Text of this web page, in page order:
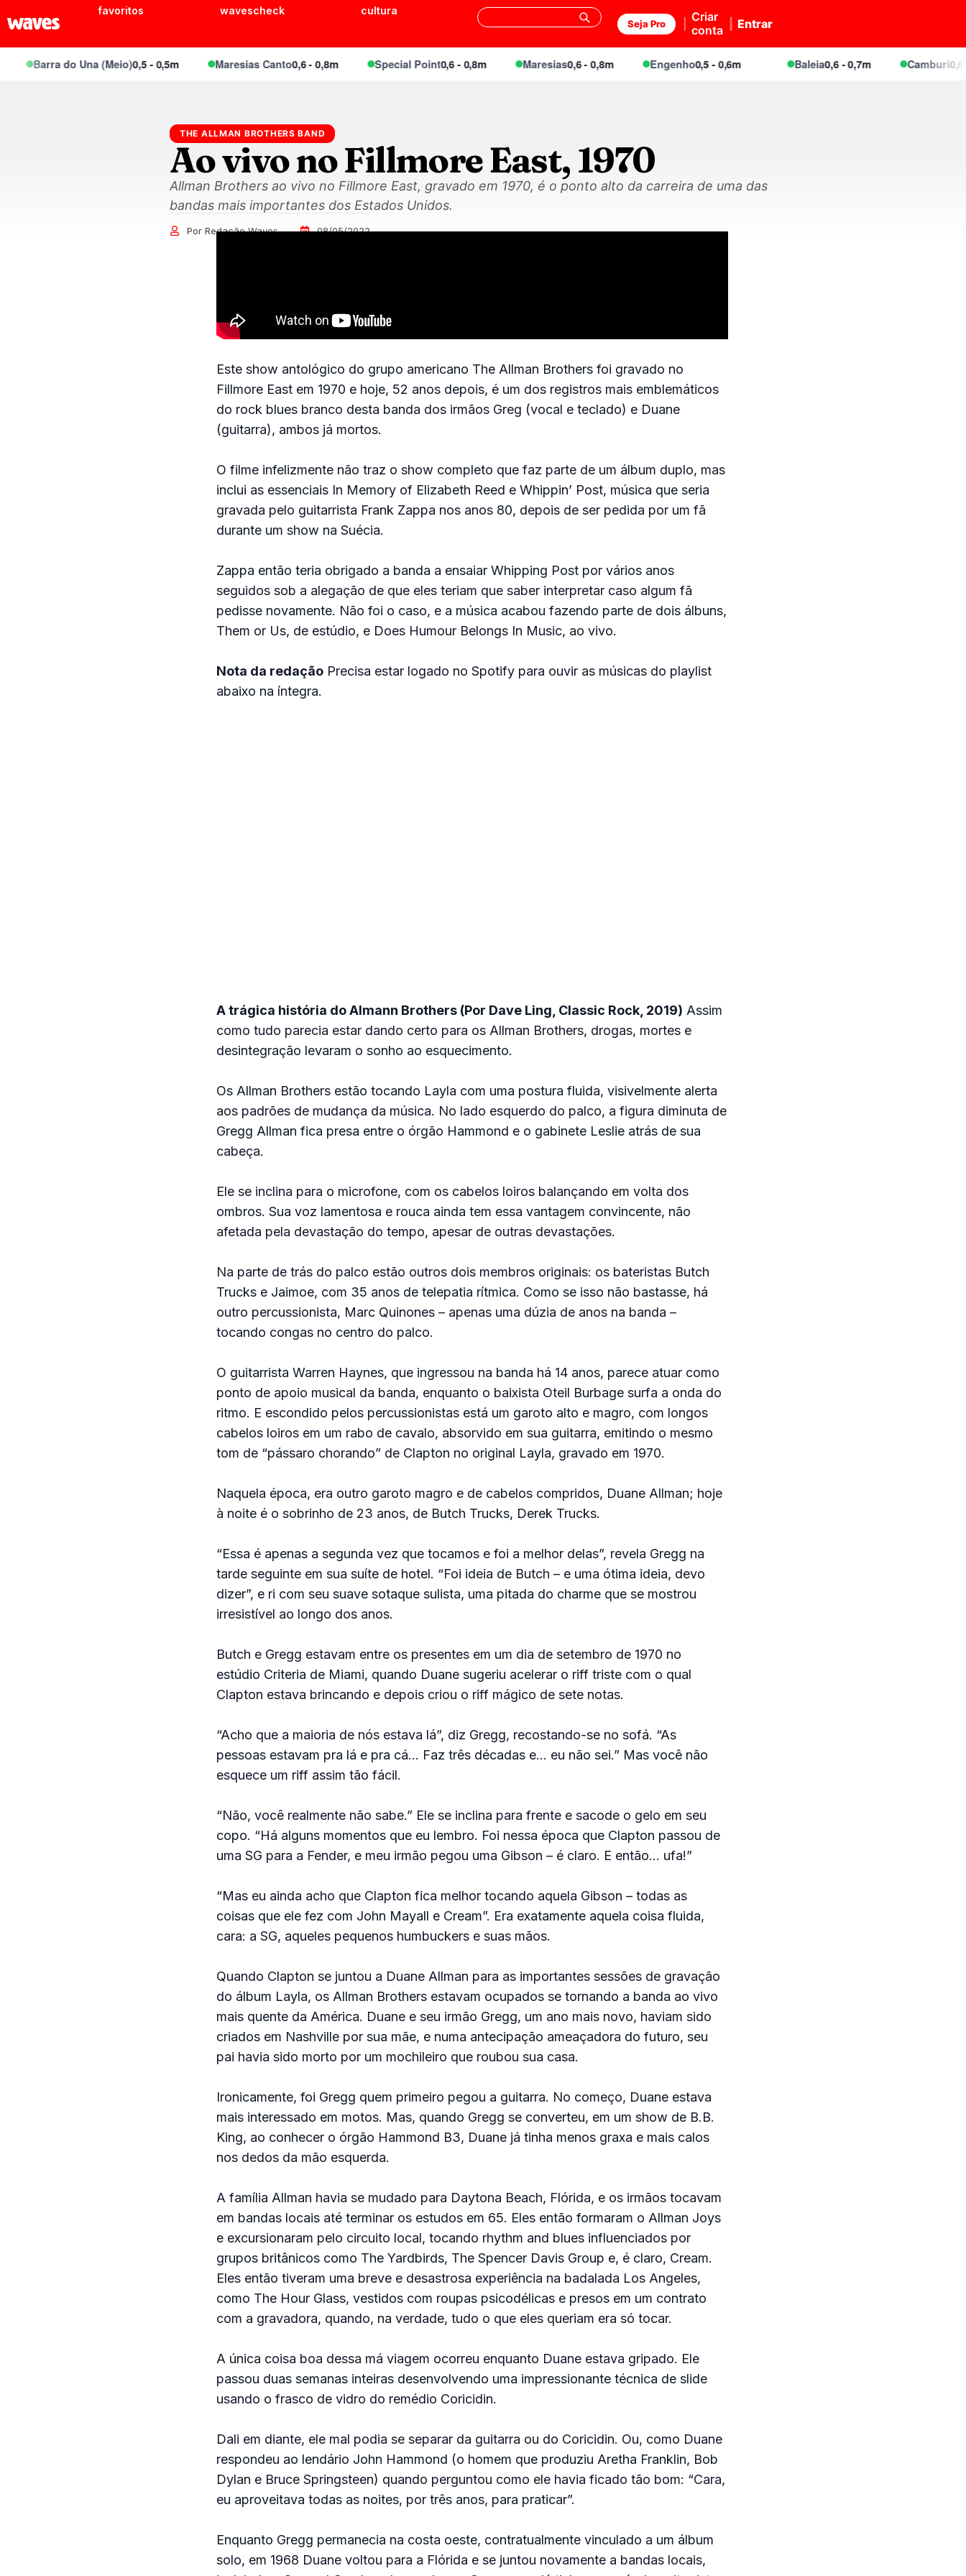
favoritos wavescheck cultura
Seja Pro
Criar
conta
Entrar
Barra do Una (Meio)0,5 - 0,5m Maresias Canto0,6 - 0,8m Special Point0,6 - 0,8m Maresias0,6 - 0,8m Engenho0,5 - 0,6m Baleia0,6 - 0,7m Camburi0,6 -
THE ALLMAN BROTHERS BAND
Ao vivo no Fillmore East, 1970
Allman Brothers ao vivo no Fillmore East, gravado em 1970, é o ponto alto da carreira de uma das
bandas mais importantes dos Estados Unidos.
Por Redação Waves 08/05/2022
Este show antológico do grupo americano The Allman Brothers foi gravado no
Fillmore East em 1970 e hoje, 52 anos depois, é um dos registros mais emblemáticos
do rock blues branco desta banda dos irmãos Greg (vocal e teclado) e Duane
(guitarra), ambos já mortos.
O filme infelizmente não traz o show completo que faz parte de um álbum duplo, mas
inclui as essenciais In Memory of Elizabeth Reed e Whippin’ Post, música que seria
gravada pelo guitarrista Frank Zappa nos anos 80, depois de ser pedida por um fã
durante um show na Suécia.
Zappa então teria obrigado a banda a ensaiar Whipping Post por vários anos
seguidos sob a alegação de que eles teriam que saber interpretar caso algum fã
pedisse novamente. Não foi o caso, e a música acabou fazendo parte de dois álbuns,
Them or Us, de estúdio, e Does Humour Belongs In Music, ao vivo.
Nota da redaçãoPrecisa estar logado no Spotify para ouvir as músicas do playlist
abaixo na íntegra.
A trágica história do Almann Brothers (Por Dave Ling, Classic Rock, 2019) Assim
como tudo parecia estar dando certo para os Allman Brothers, drogas, mortes e
desintegração levaram o sonho ao esquecimento.
Os Allman Brothers estão tocando Layla com uma postura fluida, visivelmente alerta
aos padrões de mudança da música. No lado esquerdo do palco, a figura diminuta de
Gregg Allman fica presa entre o órgão Hammond e o gabinete Leslie atrás de sua
cabeça.
Ele se inclina para o microfone, com os cabelos loiros balançando em volta dos
ombros. Sua voz lamentosa e rouca ainda tem essa vantagem convincente, não
afetada pela devastação do tempo, apesar de outras devastações.
Na parte de trás do palco estão outros dois membros originais: os bateristas Butch
Trucks e Jaimoe, com 35 anos de telepatia rítmica. Como se isso não bastasse, há
outro percussionista, Marc Quinones – apenas uma dúzia de anos na banda –
tocando congas no centro do palco.
O guitarrista Warren Haynes, que ingressou na banda há 14 anos, parece atuar como
ponto de apoio musical da banda, enquanto o baixista Oteil Burbage surfa a onda do
ritmo. E escondido pelos percussionistas está um garoto alto e magro, com longos
cabelos loiros em um rabo de cavalo, absorvido em sua guitarra, emitindo o mesmo
tom de “pássaro chorando” de Clapton no original Layla, gravado em 1970.
Naquela época, era outro garoto magro e de cabelos compridos, Duane Allman; hoje
à noite é o sobrinho de 23 anos, de Butch Trucks, Derek Trucks.
“Essa é apenas a segunda vez que tocamos e foi a melhor delas”, revela Gregg na
tarde seguinte em sua suíte de hotel. “Foi ideia de Butch – e uma ótima ideia, devo
dizer”, e ri com seu suave sotaque sulista, uma pitada do charme que se mostrou
irresistível ao longo dos anos.
Butch e Gregg estavam entre os presentes em um dia de setembro de 1970 no
estúdio Criteria de Miami, quando Duane sugeriu acelerar o riff triste com o qual
Clapton estava brincando e depois criou o riff mágico de sete notas.
“Acho que a maioria de nós estava lá”, diz Gregg, recostando-se no sofá. “As
pessoas estavam pra lá e pra cá… Faz três décadas e… eu não sei.” Mas você não
esquece um riff assim tão fácil.
“Não, você realmente não sabe.” Ele se inclina para frente e sacode o gelo em seu
copo. “Há alguns momentos que eu lembro. Foi nessa época que Clapton passou de
uma SG para a Fender, e meu irmão pegou uma Gibson – é claro. E então… ufa!”
“Mas eu ainda acho que Clapton fica melhor tocando aquela Gibson – todas as
coisas que ele fez com John Mayall e Cream”. Era exatamente aquela coisa fluida,
cara: a SG, aqueles pequenos humbuckers e suas mãos.
Quando Clapton se juntou a Duane Allman para as importantes sessões de gravação
do álbum Layla, os Allman Brothers estavam ocupados se tornando a banda ao vivo
mais quente da América. Duane e seu irmão Gregg, um ano mais novo, haviam sido
criados em Nashville por sua mãe, e numa antecipação ameaçadora do futuro, seu
pai havia sido morto por um mochileiro que roubou sua casa.
Ironicamente, foi Gregg quem primeiro pegou a guitarra. No começo, Duane estava
mais interessado em motos. Mas, quando Gregg se converteu, em um show de B.B.
King, ao conhecer o órgão Hammond B3, Duane já tinha menos graxa e mais calos
nos dedos da mão esquerda.
A família Allman havia se mudado para Daytona Beach, Flórida, e os irmãos tocavam
em bandas locais até terminar os estudos em 65. Eles então formaram o Allman Joys
e excursionaram pelo circuito local, tocando rhythm and blues influenciados por
grupos britânicos como The Yardbirds, The Spencer Davis Group e, é claro, Cream.
Eles então tiveram uma breve e desastrosa experiência na badalada Los Angeles,
como The Hour Glass, vestidos com roupas psicodélicas e presos em um contrato
com a gravadora, quando, na verdade, tudo o que eles queriam era só tocar.
A única coisa boa dessa má viagem ocorreu enquanto Duane estava gripado. Ele
passou duas semanas inteiras desenvolvendo uma impressionante técnica de slide
usando o frasco de vidro do remédio Coricidin.
Dali em diante, ele mal podia se separar da guitarra ou do Coricidin. Ou, como Duane
respondeu ao lendário John Hammond (o homem que produziu Aretha Franklin, Bob
Dylan e Bruce Springsteen) quando perguntou como ele havia ficado tão bom: “Cara,
eu aproveitava todas as noites, por três anos, para praticar”.
Enquanto Gregg permanecia na costa oeste, contratualmente vinculado a um álbum
solo, em 1968 Duane voltou para a Flórida e se juntou novamente a bandas locais,